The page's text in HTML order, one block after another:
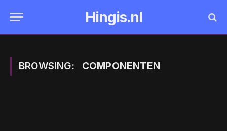
Hingis.nl
BROWSING: COMPONENTEN